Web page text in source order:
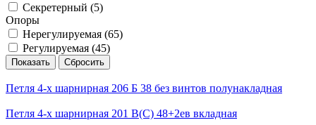
Секретерный (5)
Опоры
Нерегулируемая (65)
Регулируемая (45)
Петля 4-х шарнирная 206 Б 38 без винтов полунакладная
Петля 4-х шарнирная 201 В(С) 48+2ев вкладная